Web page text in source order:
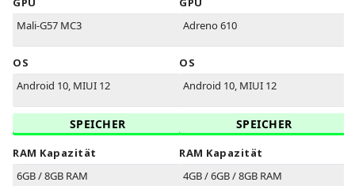
Mali-G57 MC3
OS
Android 10, MIUI 12
SPEICHER
RAM Kapazität
6GB / 8GB RAM
Adreno 610
OS
Android 10, MIUI 12
SPEICHER
RAM Kapazität
4GB / 6GB / 8GB RAM